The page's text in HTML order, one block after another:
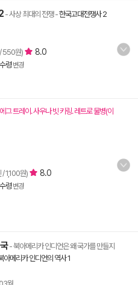
- 사상 최대의 전쟁-한국고대전쟁사 2
550원) 8.0
수령 변경
그 트레이. 사우나 빗 키링. 레트로 물병(이
/ 1,100원) 8.0
수령 변경
- 북아메리카 인디언은 왜 국가를 만들지
아메리카 인디언의 역사 1